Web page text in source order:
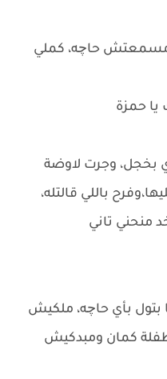
حاچه، كملي
حمزة
بخجل، وجرت لاوضة
باللي قالتله،
منحني تاني
بأي حاچه، ملكيش
كمان ومبدكيش